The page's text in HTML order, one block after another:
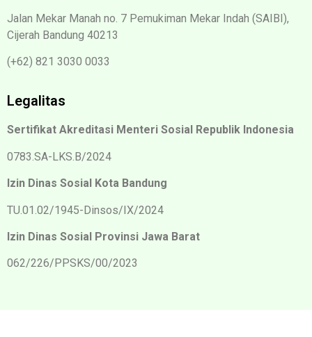
Jalan Mekar Manah no. 7 Pemukiman Mekar Indah (SAIBI),
Cijerah Bandung 40213
(+62) 821 3030 0033
Legalitas
Sertifikat Akreditasi Menteri Sosial Republik Indonesia
0783.SA-LKS.B/2024
Izin Dinas Sosial Kota Bandung
TU.01.02/1945-Dinsos/IX/2024
Izin Dinas Sosial Provinsi Jawa Barat
062/226/PPSKS/00/2023